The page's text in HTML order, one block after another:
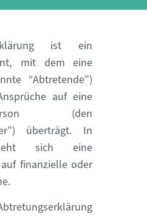
ist ein
mit dem eine
“Abtretende”)
auf eine
(den
überträgt. In
sich eine
finanzielle oder